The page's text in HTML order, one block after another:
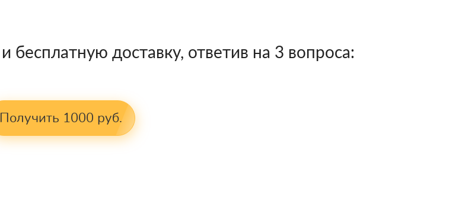
и бесплатную доставку, ответив на 3 вопроса:
Получить 1000 руб.